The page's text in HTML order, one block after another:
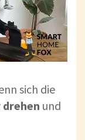
sich die
und